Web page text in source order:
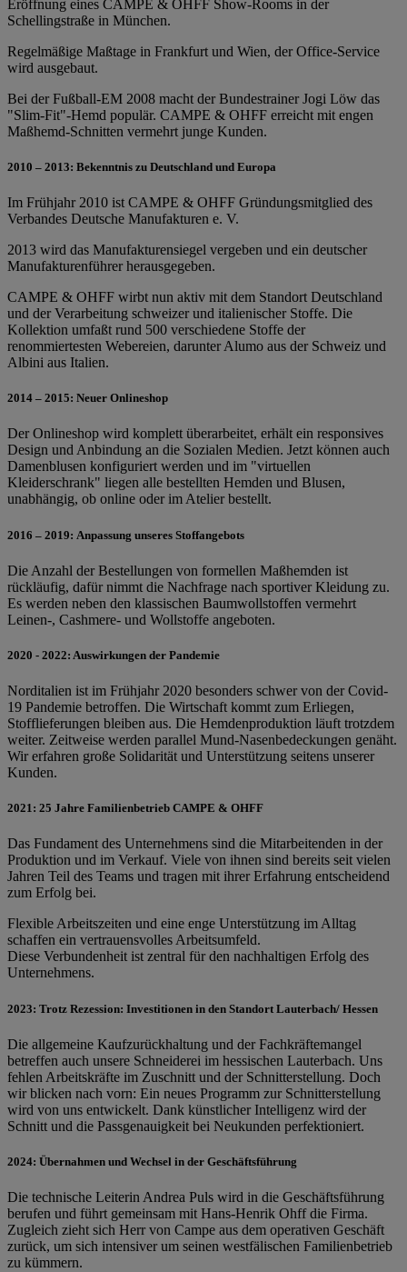
Eröffnung eines CAMPE & OHFF Show-Rooms in der
Schellingstraße in München.
Regelmäßige Maßtage in Frankfurt und Wien, der Office-Service
wird ausgebaut.
Bei der Fußball-EM 2008 macht der Bundestrainer Jogi Löw das
"Slim-Fit"-Hemd populär. CAMPE & OHFF erreicht mit engen
Maßhemd-Schnitten vermehrt junge Kunden.
2010 – 2013: Bekenntnis zu Deutschland und Europa
Im Frühjahr 2010 ist CAMPE & OHFF Gründungsmitglied des
Verbandes Deutsche Manufakturen e. V.
2013 wird das Manufakturensiegel vergeben und ein deutscher
Manufakturenführer herausgegeben.
CAMPE & OHFF wirbt nun aktiv mit dem Standort Deutschland
und der Verarbeitung schweizer und italienischer Stoffe. Die
Kollektion umfaßt rund 500 verschiedene Stoffe der
renommiertesten Webereien, darunter Alumo aus der Schweiz und
Albini aus Italien.
2014 – 2015: Neuer Onlineshop
Der Onlineshop wird komplett überarbeitet, erhält ein responsives
Design und Anbindung an die Sozialen Medien. Jetzt können auch
Damenblusen konfiguriert werden und im "virtuellen
Kleiderschrank" liegen alle bestellten Hemden und Blusen,
unabhängig, ob online oder im Atelier bestellt.
2016 – 2019: Anpassung unseres Stoffangebots
Die Anzahl der Bestellungen von formellen Maßhemden ist
rückläufig, dafür nimmt die Nachfrage nach sportiver Kleidung zu.
Es werden neben den klassischen Baumwollstoffen vermehrt
Leinen-, Cashmere- und Wollstoffe angeboten.
2020 - 2022: Auswirkungen der Pandemie
Norditalien ist im Frühjahr 2020 besonders schwer von der Covid-
19 Pandemie betroffen. Die Wirtschaft kommt zum Erliegen,
Stofflieferungen bleiben aus. Die Hemdenproduktion läuft trotzdem
weiter. Zeitweise werden parallel Mund-Nasenbedeckungen genäht.
Wir erfahren große Solidarität und Unterstützung seitens unserer
Kunden.
2021: 25 Jahre Familienbetrieb CAMPE & OHFF
Das Fundament des Unternehmens sind die Mitarbeitenden in der
Produktion und im Verkauf. Viele von ihnen sind bereits seit vielen
Jahren Teil des Teams und tragen mit ihrer Erfahrung entscheidend
zum Erfolg bei.
Flexible Arbeitszeiten und eine enge Unterstützung im Alltag
schaffen ein vertrauensvolles Arbeitsumfeld.
Diese Verbundenheit ist zentral für den nachhaltigen Erfolg des
Unternehmens.
2023: Trotz Rezession: Investitionen in den Standort Lauterbach/ Hessen
Die allgemeine Kaufzurückhaltung und der Fachkräftemangel
betreffen auch unsere Schneiderei im hessischen Lauterbach. Uns
fehlen Arbeitskräfte im Zuschnitt und der Schnitterstellung. Doch
wir blicken nach vorn: Ein neues Programm zur Schnitterstellung
wird von uns entwickelt. Dank künstlicher Intelligenz wird der
Schnitt und die Passgenauigkeit bei Neukunden perfektioniert.
2024: Übernahmen und Wechsel in der Geschäftsführung
Die technische Leiterin Andrea Puls wird in die Geschäftsführung
berufen und führt gemeinsam mit Hans-Henrik Ohff die Firma.
Zugleich zieht sich Herr von Campe aus dem operativen Geschäft
zurück, um sich intensiver um seinen westfälischen Familienbetrieb
zu kümmern.